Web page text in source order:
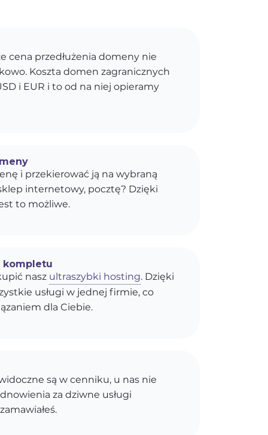
cena przedłużenia domeny nie
Koszta domen zagranicznych
i EUR i to od na niej opieramy
i przekierować ją na wybraną
internetowy, pocztę? Dzięki
to możliwe.
kompletu
nasz ultraszybki hosting. Dzięki
usługi w jednej firmie, co
dla Ciebie.
są w cenniku, u nas nie
za dziwne usługi